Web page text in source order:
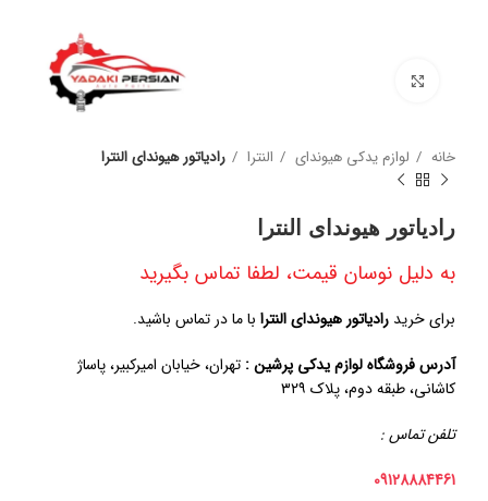
خانه لوازم یدکی هیوندای النترا رادیاتور هیوندای النترا
رادیاتور هیوندای النترا
به دلیل نوسان قیمت، لطفا تماس بگیرید
برای خرید رادیاتور هیوندای النترا با ما در تماس باشید.
آدرس فروشگاه لوازم یدکی پرشین : تهران، خیابان امیرکبیر، پاساژ
کاشانی، طبقه دوم، پلاک ۳۲۹
تلفن تماس :
09128884461